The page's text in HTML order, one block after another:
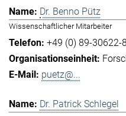
Dr. Benno Pütz
Wissenschaftlicher Mitarbeiter
+49 (0) 89-30622-
puetz@...
Dr. Patrick Schlegel